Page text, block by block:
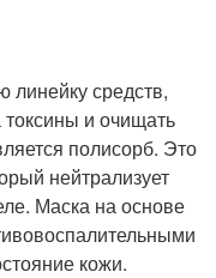
линейку средств,
и очищать
полисорб. Это
нейтрализует
Маска на основе
кожи.